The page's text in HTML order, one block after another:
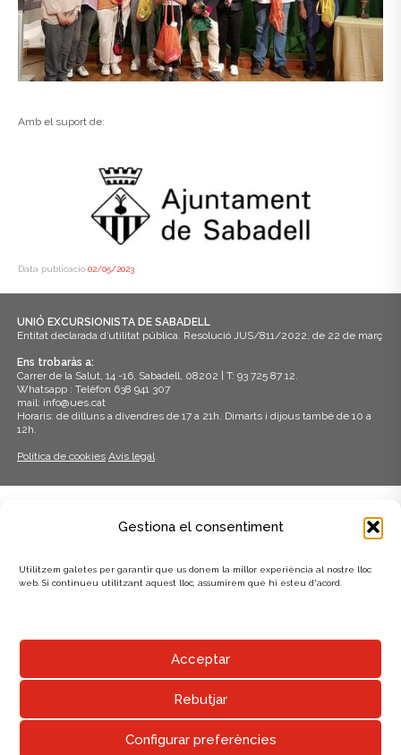
Gestiona el consentiment
Utilitzem galetes per garantir que us donem la millor experiència al nostre lloc
web. Si continueu utilitzant aquest lloc, assumirem que hi esteu d'acord.
Acceptar
Rebutjar
Configurar preferències
Amb el suport de:
Data publicació 02/05/2023
UNIÓ EXCURSIONISTA DE SABADELL
Entitat declarada d’utilitat pública. Resolució JUS/811/2022, de 22 de març
Ens trobaràs a:
Carrer de la Salut, 14 -16, Sabadell, 08202 | T: 93 725 87 12.
Whatsapp : Telèfon 638 941 307
mail: info@ues.cat
Horaris: de dilluns a divendres de 17 a 21h. Dimarts i dijous també de 10 a
12h.
Política de cookies Avís legal
AMB EL SUPORT DE: